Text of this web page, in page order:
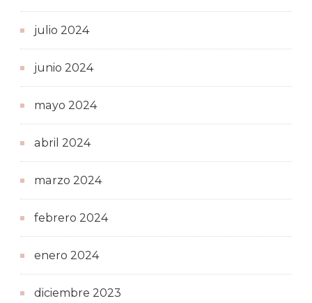
julio 2024
junio 2024
mayo 2024
abril 2024
marzo 2024
febrero 2024
enero 2024
diciembre 2023